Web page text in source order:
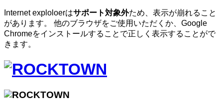
Internet exploloerはサポート対象外ため、表示が崩れること
があります。 他のブラウザをご使用いただくか、Google
Chromeをインストールすることで正しく表示することがで
きます。